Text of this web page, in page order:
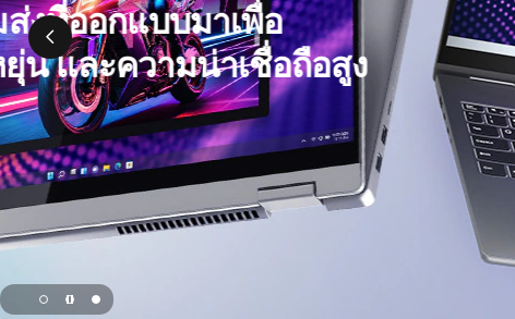
พิ
ว
เ
ต
อ
ร์
พีซี
และอั
เรียนรู้เพิ่